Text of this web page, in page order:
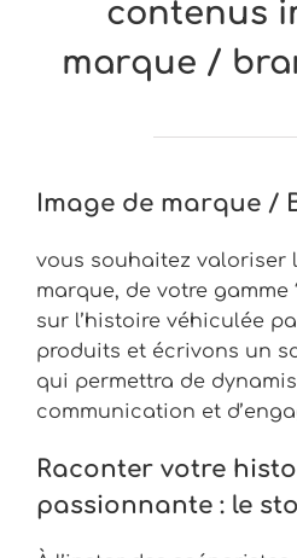
contenus
marque /
Image de marque /
vous souhaitez valoriser
marque, de votre
sur l’histoire véhiculée
produits et écrivons un
qui permettra de
communication et
Raconter votre
passionnante : le